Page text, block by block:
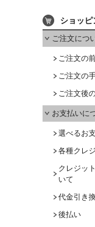
ショッピ
ご注文につ
ご注文の
ご注文の
ご注文後
お支払いに
選べるお
各種クレ
クレジッ
いて
代金引き
後払い